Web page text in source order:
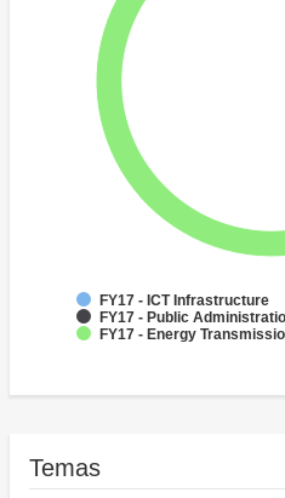
FY17 - ICT Infrastructure
FY17 - Public
FY17 - Energy
Temas